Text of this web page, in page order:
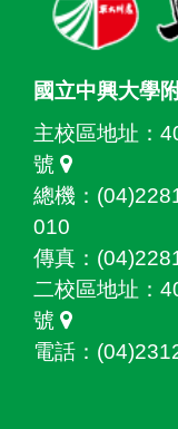
國立中興大學
主校區地址：
號
總機：
010
傳真：
二校區地址：
號
電話：